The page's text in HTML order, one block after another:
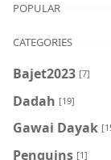
POPULAR
CATEGORIES
Bajet2023 [7]
Dadah [19]
Gawai Dayak
Penguins [1]